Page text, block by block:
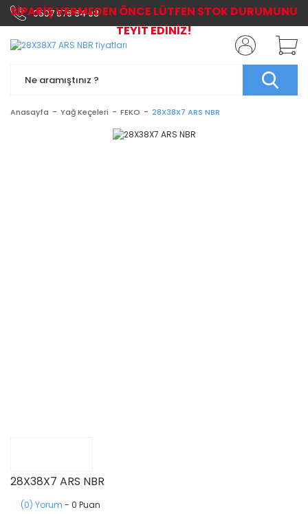
0507 576 64 03
Anasayfa Yağ Keçeleri FEKO 28X38X7 ARS NBR
28X38X7 ARS NBR
(0) Yorum - 0 Puan
SİPARİŞ VERMEDEN ÖNCE LÜTFEN STOK DURUMUNU
TEYİT EDİNİZ!